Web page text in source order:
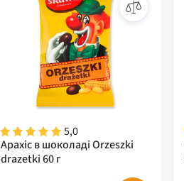
5,0
Арахіс в шоколаді Orzeszki
drazetki 60 г